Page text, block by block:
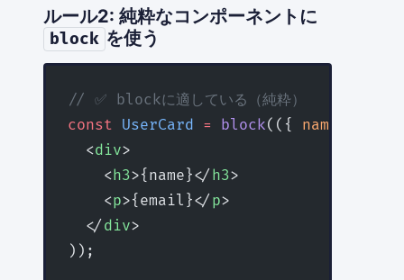
ルール2: 純粋なコンポーネントに
block を使う
// ✅ blockに適している（純粋）
const UserCard = block(({ name
  <
div>
    <
h3>{name}</ h3>
    <
p>{email}</ p>
  </
div>
));